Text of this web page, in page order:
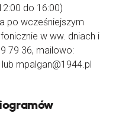
do 16:00)
po wcześniejszym
w ww. dniach i
79 36, mailowo:
mpalgan@1944.pl